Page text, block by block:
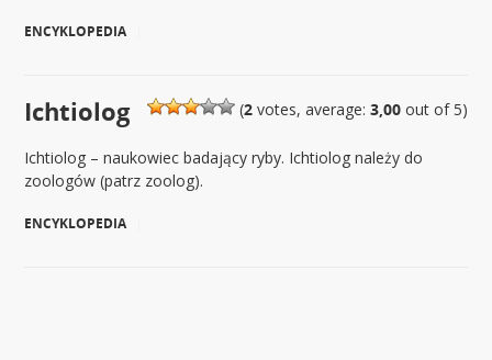
ENCYKLOPEDIA
(2votes, average: 3,00out of 5)
Ichtiolog
Ichtiolog – naukowiec badający ryby. Ichtiolog należy do
zoologów (patrz zoolog).
ENCYKLOPEDIA